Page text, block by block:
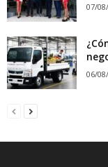
07/
06/